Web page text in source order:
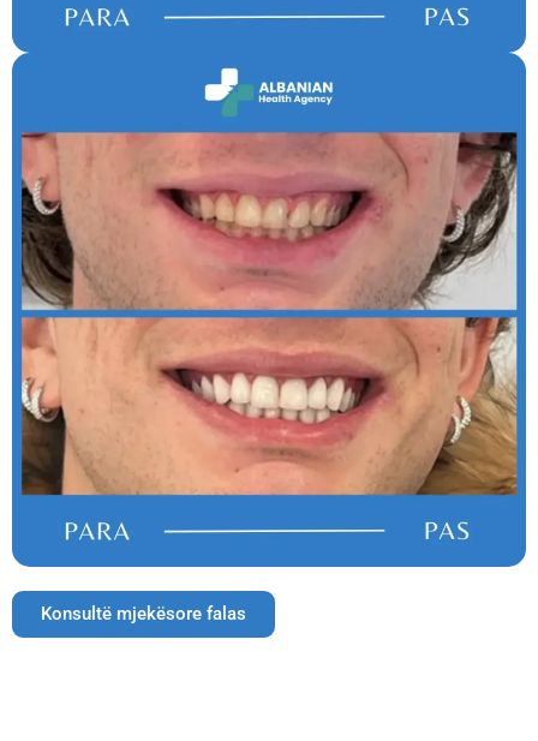
Konsultë mjekësore falas